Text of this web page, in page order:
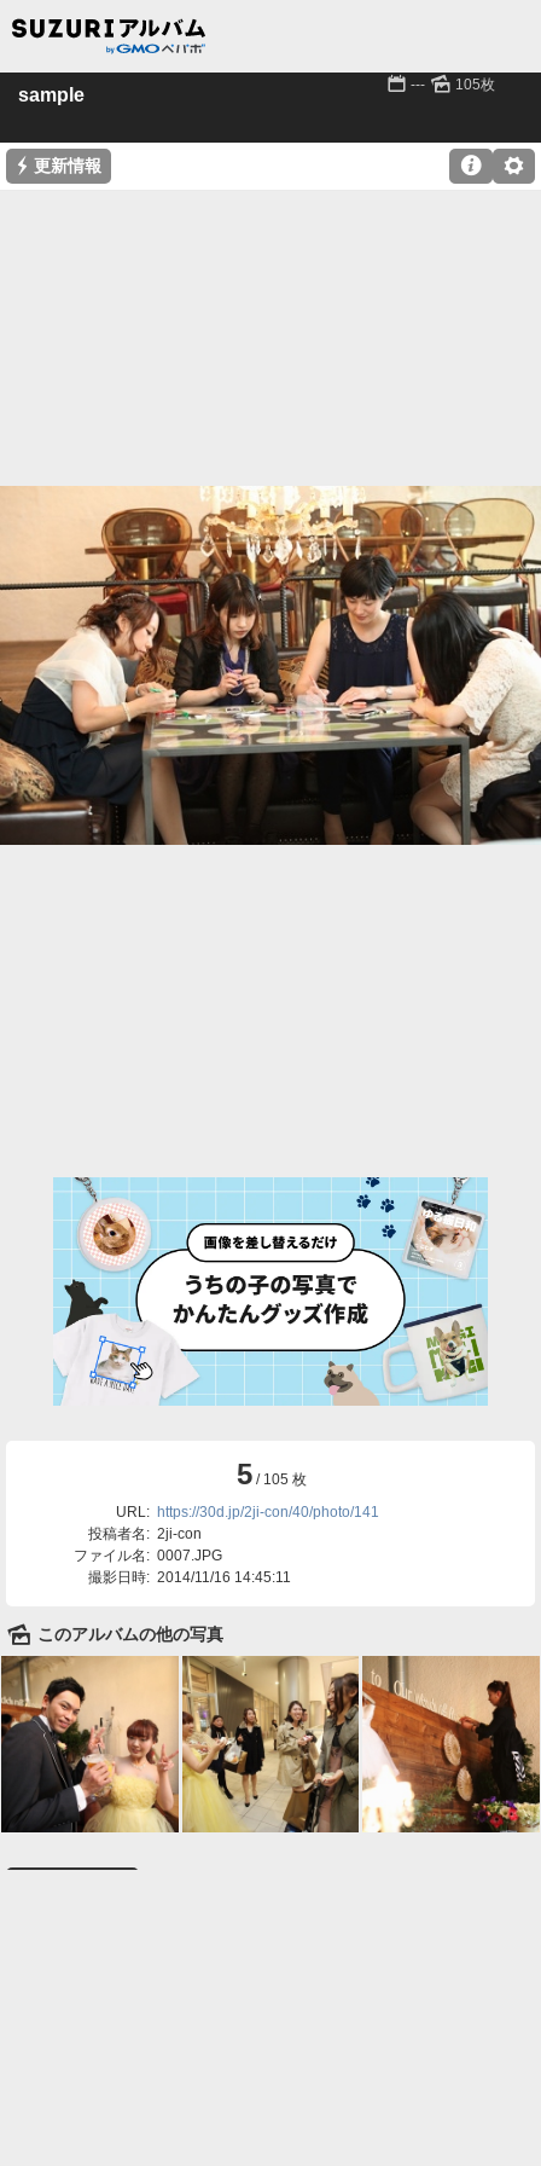
sample 📅 --- 🌄 105枚
⚡ 更新情報 ⚙

5/ 105 枚
URL: https://30d.jp/2ji-con/40/photo/141
投稿者名: 2ji-con
ファイル名: 0007.JPG
撮影日時: 2014/11/16 14:45:11
🌄 このアルバムの他の写真
